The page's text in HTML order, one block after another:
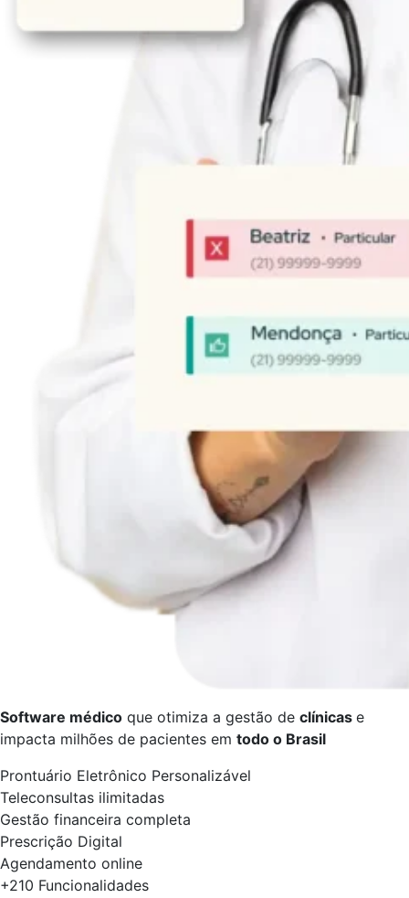
Software médico que otimiza a gestão de clínicas e
impacta milhões de pacientes em todo o Brasil
Prontuário Eletrônico Personalizável
Teleconsultas ilimitadas
Gestão financeira completa
Prescrição Digital
Agendamento online
+210 Funcionalidades